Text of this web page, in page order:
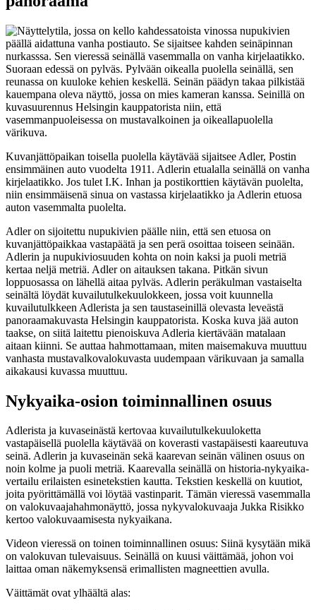
Kuvanjättöpaikan toisella puolella käytävää sijaitsee Adler, Postin
ensimmäinen auto vuodelta 1911. Adlerin etualalla seinällä on vanha
kirjelaatikko. Jos tulet I.K. Inhan ja postikorttien käytävän puolelta,
niin ensimmäisenä sinua on vastassa kirjelaatikko ja Adlerin etuosa
auton vasemmalta puolelta.
Adler on sijoitettu nupukivien päälle niin, että sen etuosa on
kuvanjättöpaikkaa vastapäätä ja sen perä osoittaa toiseen seinään.
Adlerin ja nupukiviosuuden kohta on noin kaksi ja puoli metriä
kertaa neljä metriä. Adler on aitauksen takana. Pitkän sivun
loppuosassa on lähellä aitaa pylväs. Adlerin peräkulman vastaiselta
seinältä löydät kuvailutulkekuulokkeen, jossa voit kuunnella
kuvailutulkkeen Adlerista ja sen taustaseinillä olevasta leveästä
panoraamakuvasta Helsingin kauppatorista. Koska kuva jää auton
taakse, on siitä laitettu pienoiskuva Adleria kiertävään matalaan
aitaan kiinni. Se auttaa hahmottamaan, miten maisemakuva muuttuu
vanhasta mustavalkovalokuvasta uudempaan värikuvaan ja samalla
aikakausi kuvassa muuttuu.
Nykyaika-osion toiminnallinen osuus
Adlerista ja kuvaseinästä kertovaa kuvailutulkekuuloketta
vastapäisellä puolella käytävää on koverasti vastapäisesti kaareutuva
seinä. Adlerin ja kuvaseinän sekä kaarevan seinän välinen osuus on
noin kolme ja puoli metriä. Kaarevalla seinällä on historia-nykyaika-
vertailu erilaisten esinetekstien kautta. Tekstien keskellä on kuutiot,
joita pyörittämällä voi löytää vastinparit. Tämän vieressä vasemmalla
on valokuvaajahahmonäyttö, jossa nykyvalokuvaaja Jukka Risikko
kertoo valokuvaamisesta nykyaikana.
Videon vieressä on toinen toiminnallinen osuus: Siinä kysytään mikä
on valokuvan tulevaisuus. Seinällä on kuusi väittämää, johon voi
laittaa oman näkemyksensä erimallisten magneettien avulla.
Väittämät ovat ylhäältä alas: